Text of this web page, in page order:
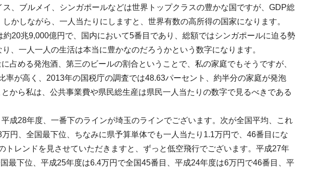
、ブルメイ、シンガポールなどは世界トップクラスの豊かな国ですが、GDP総
かしながら、一人当たりにしますと、世界有数の高所得の国家になります。
20兆9,000億円で、国内において5番目であり、総額ではシンガポールに迫る勢
、一人一人の生活は本当に豊かなのだろうかという数字になります。
占める発泡酒、第三のビールの割合ということで、私の家庭でもそうですが、
が高く、2013年の国税庁の調査では48.63パーセント、約半分の家庭が発泡
から私は、公共事業費や県民総生産は県民一人当たりの数字で見るべきである
成28年度、一番下のラインが埼玉のラインでございます。次が全国平均、これ
円、全国最下位、ちなみに県予算単体でも一人当たり1.1万円で、46番目にな
トレンドを見させていただきますと、ずっと低空飛行でございます。平成27年
最下位、平成25年度は6.4万円で全国45番目、平成24年度は6万円で46番目、平